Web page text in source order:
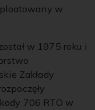
w
w 1975 roku i
Zakłady
706 RTO w